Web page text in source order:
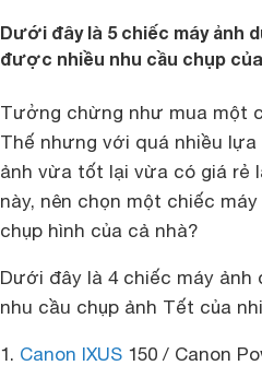
Dưới đây là 5 chiếc máy ảnh
được nhiều nhu cầu chụp
Tưởng chừng như mua một
Thế nhưng với quá nhiều
ảnh vừa tốt lại vừa có giá rẻ
này, nên chọn một chiếc
chụp hình của cả nhà?
Dưới đây là 4 chiếc máy
nhu cầu chụp ảnh Tết của
1. Canon IXUS 150 / Canon